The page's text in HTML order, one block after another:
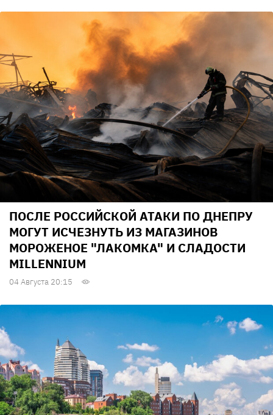
ПОСЛЕ РОССИЙСКОЙ АТАКИ ПО ДНЕПРУ
МОГУТ ИСЧЕЗНУТЬ ИЗ МАГАЗИНОВ
МОРОЖЕНОЕ "ЛАКОМКА" И СЛАДОСТИ
MILLENNIUM
04 Августа 20:15